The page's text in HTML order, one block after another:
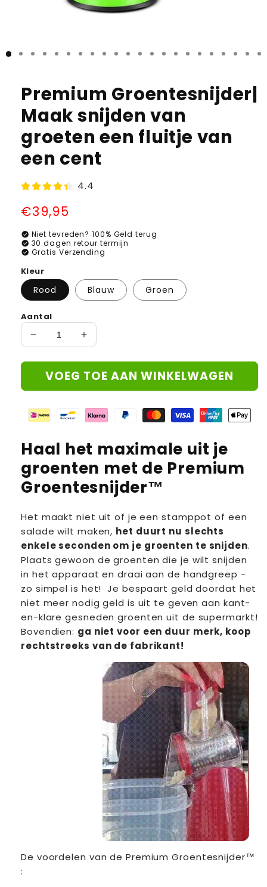
Premium Groentesnijder|
Maak snijden van
groeten een fluitje van
een cent
4.4
Normale
prijs
€39,95
check_circle Niet tevreden? 100% Geld terug
check_circle 30 dagen retour termijn
check_circle Gratis Verzending
Kleur
Rood Blauw Groen
Aantal
Aantal
voor
Premium
Groentesnijder|
snijden
groeten
een
fluitje
van
een
Aantal
voor
Premium
Groentesnijder|
snijden
een
fluitje
van
een
VOEG TOE AAN WINKELWAGEN
Haal het maximale uit je
groenten met de Premium
Groentesnijder™
Het maakt niet uit of je een stamppot of een
salade wilt maken, het duurt nu slechts
enkele seconden om je groenten te snijden.
Plaats gewoon de groenten die je wilt snijden
in het apparaat en draai aan de handgreep -
zo simpel is het!Je bespaart geld doordat het
niet meer nodig geld is uit te geven aan kant-
en-klare gesneden groenten uit de supermarkt!
Bovendien: ga niet voor een duur merk, koop
rechtstreeks van de fabrikant!
De voordelen van de Premium Groentesnijder™
: